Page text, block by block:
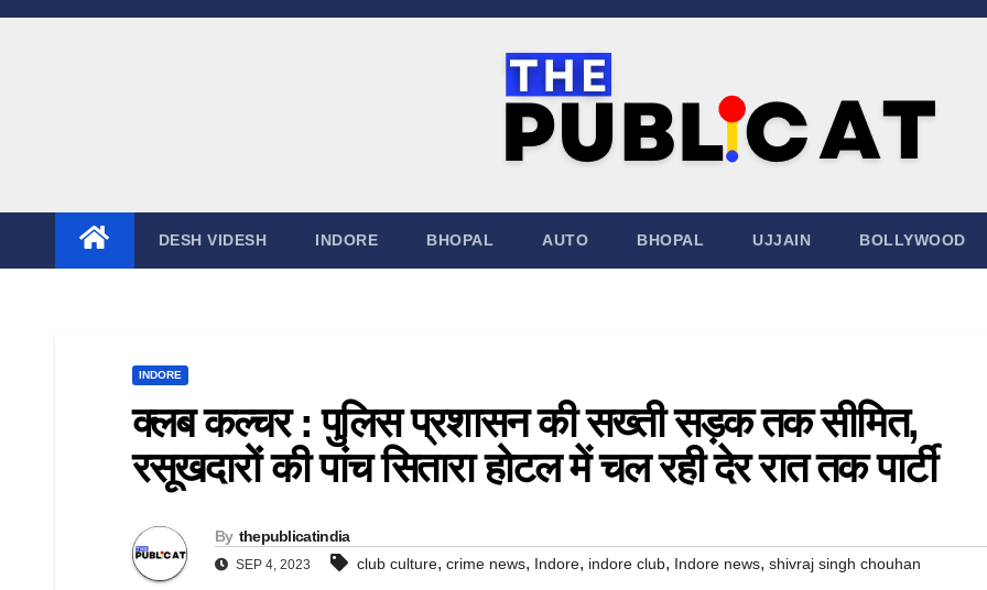
DESH VIDESH INDORE BHOPAL AUTO BHOPAL UJJAIN BOLLYWOOD
INDORE
क्लब कल्चर : पुलिस प्रशासन की सख्ती सड़क तक सीमित,
रसूखदारों की पांच सितारा होटल में चल रही देर रात तक पार्टी
By thepublicatindia
SEP 4, 2023 club culture, crime news, Indore, indore club, Indore news, shivraj singh chouhan